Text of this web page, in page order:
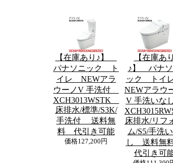
【在庫あり♪】
パナソニック ト
イレ NEWアラ
ウーノV 手洗付
XCH3013WSTK
床排水/標準/S3K/
手洗付 送料無
料 代引き可能
価格127,200円
【在庫あり
♪】 パナ
ック トイ
NEWアラウ
V 手洗いな
床排水/リフ
ム/S5/手洗
し 送料無
代引き可